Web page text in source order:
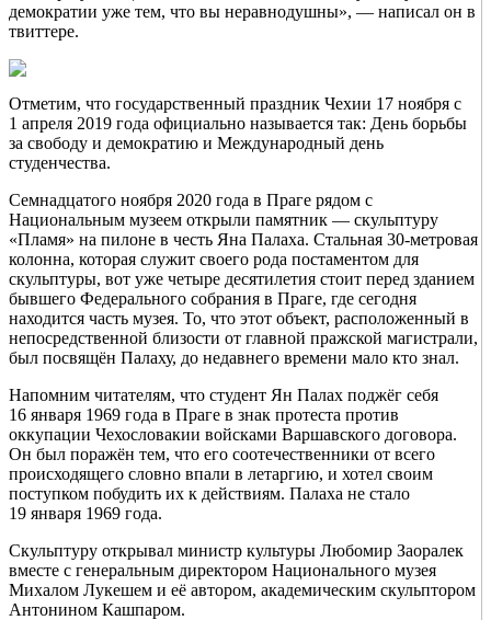
демократии уже тем, что вы неравнодушны», — написал он в
твиттере.
Отметим, что государственный праздник Чехии 17 ноября с
1 апреля 2019 года официально называется так: День борьбы
за свободу и демократию и Международный день
студенчества.
Семнадцатого ноября 2020 года в Праге рядом с
Национальным музеем открыли памятник — скульптуру
«Пламя» на пилоне в честь Яна Палаха. Стальная 30-метровая
колонна, которая служит своего рода постаментом для
скульптуры, вот уже четыре десятилетия стоит перед зданием
бывшего Федерального собрания в Праге, где сегодня
находится часть музея. То, что этот объект, расположенный в
непосредственной близости от главной пражской магистрали,
был посвящён Палаху, до недавнего времени мало кто знал.
Напомним читателям, что студент Ян Палах поджёг себя
16 января 1969 года в Праге в знак протеста против
оккупации Чехословакии войсками Варшавского договора.
Он был поражён тем, что его соотечественники от всего
происходящего словно впали в летаргию, и хотел своим
поступком побудить их к действиям. Палаха не стало
19 января 1969 года.
Скульптуру открывал министр культуры Любомир Заоралек
вместе с генеральным директором Национального музея
Михалом Лукешем и её автором, академическим скульптором
Антонином Кашпаром.